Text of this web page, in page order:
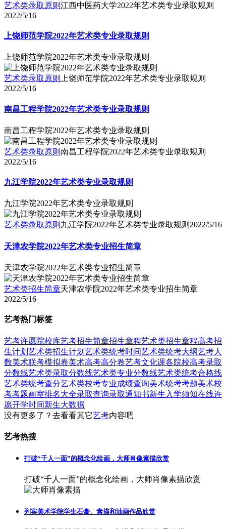
艺术类录取原则 江西中医药大学2022年艺术类专业录取规则
2022/5/16
上饶师范学院2022年艺术类专业录取规则
上饶师范学院2022年艺术类专业录取规则
艺术类录取原则 上饶师范学院2022年艺术类专业录取规则
2022/5/16
南昌工程学院2022年艺术类专业录取规则
南昌工程学院2022年艺术类专业录取规则
艺术类录取原则 南昌工程学院2022年艺术类专业录取规则
2022/5/16
九江学院2022年艺术类专业录取规则
九江学院2022年艺术类专业录取规则
艺术类录取原则 九江学院2022年艺术类专业录取规则 2022/5/16
天津农学院2022年艺术类专业招生简章
天津农学院2022年艺术类专业招生简章
艺术类招生简章天津农学院2022年艺术类专业招生简章
2022/5/16
艺考热门标签
艺考许愿院校库艺考招生简章招生章程艺术类招生章程高考招
生计划 艺术类招生计划 艺术类统考时间艺术类统考大纲艺考人
数美术联考模拟卷美术高考高分卷艺考文化课各院校高考录取
分数线艺术类录取分数线艺术类专业分数线艺术类统考合格线
艺术类统考查分艺术类校考专业成绩查询美术统考考题美术校
考考题画室排名大全录取查询录取通知书新生入学须知在线许
愿开学时间新生大数据
没有更多了？去看看其它艺考内容吧
艺考热搜
打破“千人一面”的概念化绘画，大师肖像素描欣赏
打破“千人一面”的概念化绘画，大师肖像素描欣赏
列宾美术学院学生石膏、素描和油画作品欣赏